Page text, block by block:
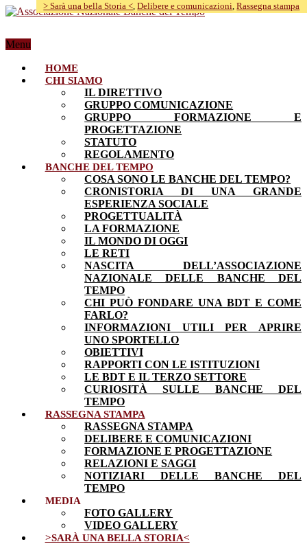
Menu
HOME
CHI SIAMO
IL DIRETTIVO
GRUPPO COMUNICAZIONE
GRUPPO FORMAZIONE E
PROGETTAZIONE
STATUTO
REGOLAMENTO
BANCHE DEL TEMPO
COSA SONO LE BANCHE DEL TEMPO?
CRONISTORIA DI UNA GRANDE
ESPERIENZA SOCIALE
PROGETTUALITÀ
LA FORMAZIONE
IL MONDO DI OGGI
LE RETI
NASCITA DELL’ASSOCIAZIONE
NAZIONALE DELLE BANCHE DEL
TEMPO
CHI PUÒ FONDARE UNA BDT E COME
FARLO?
INFORMAZIONI UTILI PER APRIRE
UNO SPORTELLO
OBIETTIVI
RAPPORTI CON LE ISTITUZIONI
LE BDT E IL TERZO SETTORE
CURIOSITÀ SULLE BANCHE DEL
TEMPO
RASSEGNA STAMPA
RASSEGNA STAMPA
DELIBERE E COMUNICAZIONI
FORMAZIONE E PROGETTAZIONE
RELAZIONI E SAGGI
NOTIZIARI DELLE BANCHE DEL
TEMPO
MEDIA
FOTO GALLERY
VIDEO GALLERY
>SARÀ UNA BELLA STORIA<
> Sarà una bella Storia <,Delibere e comunicazioni,Rassegna stampa